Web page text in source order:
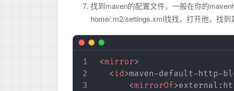
找到maven的配置文件，一般在你的
home/.m2/settings.xml找找，打开他，找到
<mirror>
<id>maven-default-http-
<mirrorOf>